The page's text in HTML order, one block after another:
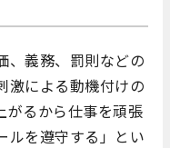
、義務、罰則などの
激による動機付けの
がるから仕事を頑張
ルを遵守する」とい